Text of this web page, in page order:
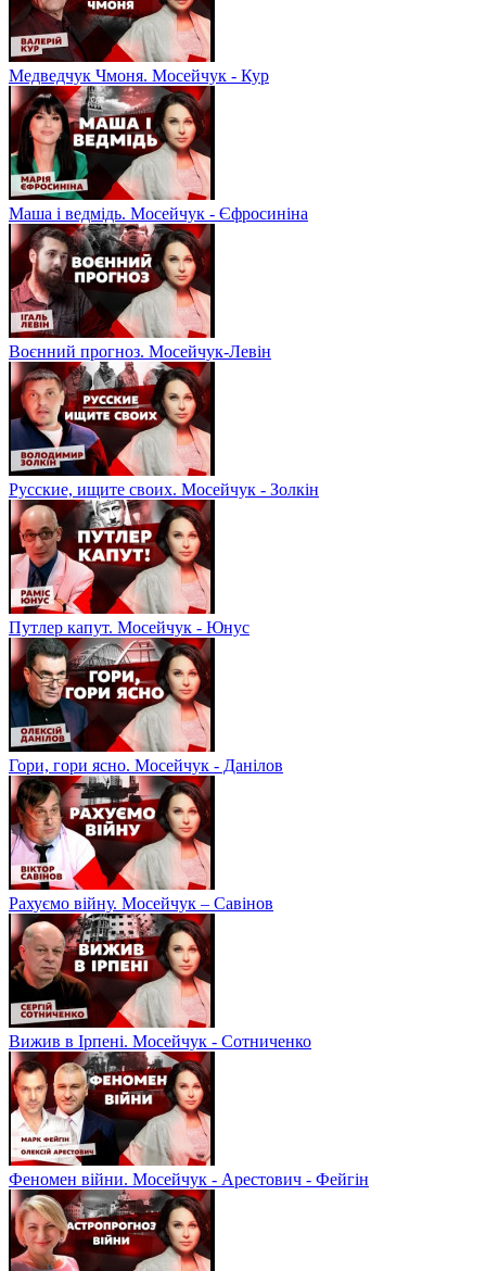
Медведчук Чмоня. Мосейчук - Кур
Маша і ведмідь. Мосейчук - Єфросиніна
Воєнний прогноз. Мосейчук-Левін
Русские, ищите своих. Мосейчук - Золкін
Путлер капут. Мосейчук - Юнус
Гори, гори ясно. Мосейчук - Данілов
Рахуємо війну. Мосейчук – Савінов
Вижив в Ірпені. Мосейчук - Сотниченко
Феномен війни. Мосейчук - Арестович - Фейгін